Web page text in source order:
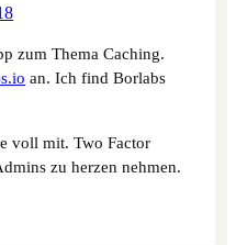
zum Thema Caching.
an. Ich find Borlabs
voll mit. Two Factor
zu herzen nehmen.